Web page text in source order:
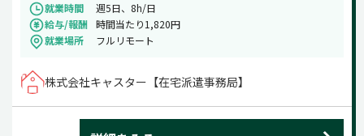
就業時間
週5日、8h/日
給与/報酬 時間当たり1,820円
就業場所
フルリモート
株式会社キャスター【在宅派遣事務局】